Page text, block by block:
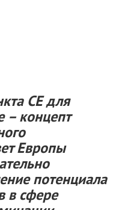
СЕ для
– концепт
Европы
потенциала
в сфере